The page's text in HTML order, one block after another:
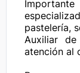
pastelería,
Auxiliar
atención al